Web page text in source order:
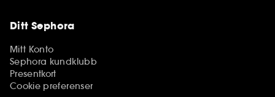
Ditt Sephora
Mitt Konto
Sephora kundklubb
Presentkort
Cookie preferenser